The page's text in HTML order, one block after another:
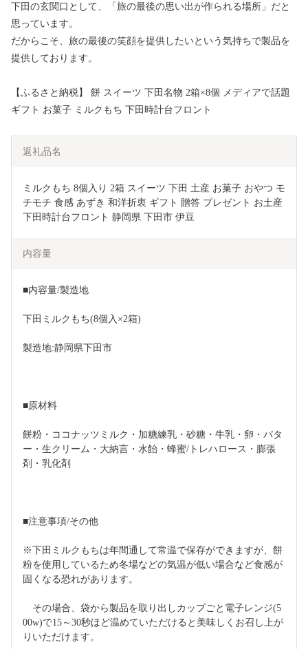
下田の玄関口として、「旅の最後の思い出が作られる場所」だと
思っています。
だからこそ、旅の最後の笑顔を提供したいという気持ちで製品を
提供しております。
【ふるさと納税】 餅 スイーツ 下田名物 2箱×8個 メディアで話題
ギフト お菓子 ミルクもち 下田時計台フロント
返礼品名
ミルクもち 8個入り 2箱 スイーツ 下田 土産 お菓子 おやつ モ
チモチ 食感 あずき 和洋折衷 ギフト 贈答 プレゼント お土産
下田時計台フロント 静岡県 下田市 伊豆
内容量
■内容量/製造地
下田ミルクもち(8個入×2箱)
製造地:静岡県下田市
■原材料
餅粉・ココナッツミルク・加糖練乳・砂糖・牛乳・卵・バタ
ー・生クリーム・大納言・水飴・蜂蜜/トレハロース・膨張
剤・乳化剤
■注意事項/その他
※下田ミルクもちは年間通して常温で保存ができますが、餅
粉を使用しているため冬場などの気温が低い場合など食感が
固くなる恐れがあります。
その場合、袋から製品を取り出しカップごと電子レンジ(5
00w)で15～30秒ほど温めていただけると美味しくお召し上が
りいただけます。